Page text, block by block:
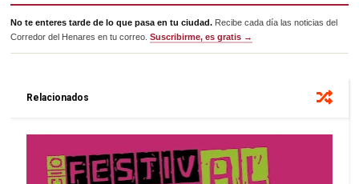
No te enteres tarde de lo que pasa en tu ciudad. Recibe cada día las noticias del
Corredor del Henares en tu correo.Suscribirme, es gratis →
Relacionados